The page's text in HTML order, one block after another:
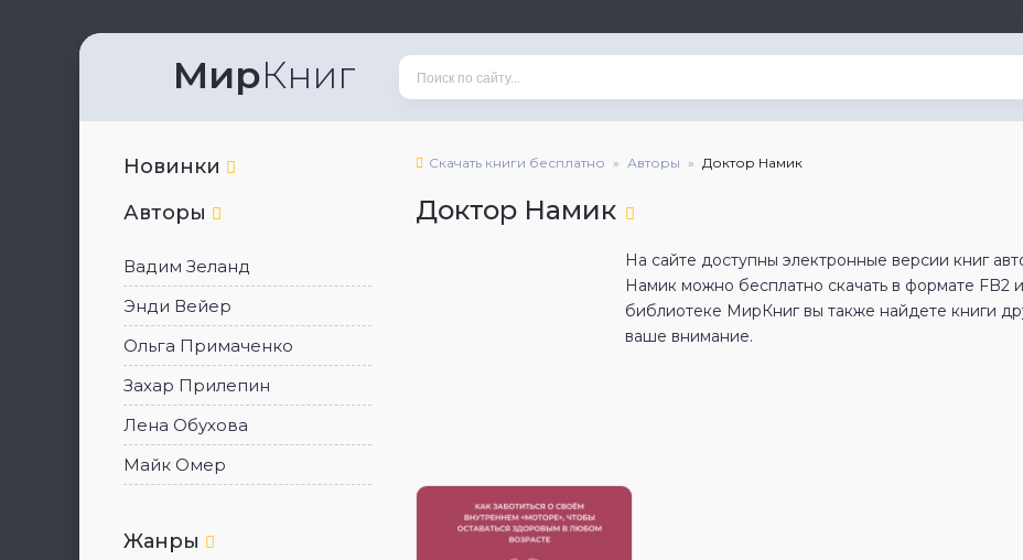
МирКниг
Новинки
Авторы
Вадим Зеланд
Энди Вейер
Ольга Примаченко
Захар Прилепин
Лена Обухова
Майк Омер
Жанры
Скачать книги бесплатно Авторы Доктор Намик
Доктор Намик
На сайте доступны электронные версии книг
Намик можно бесплатно скачать в формате FB2
библиотеке МирКниг вы также найдете книги
ваше внимание.